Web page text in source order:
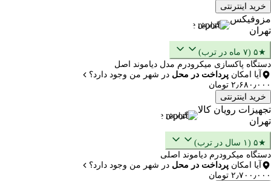
خرید اینترنتی
مزوفیکس
تهران
گزارش
★۵ (۷ ماه در ترب)
دستگاه پاکسازی میکرودرم مدل دیاموند اصل
آیا امکان پرداخت در محل در شهر من وجود دارد؟
۲٫۶۸۰٫۰۰۰ تومان
خرید اینترنتی
تجهیزات رویان کالا
تهران
گزارش
★۵ (۱ سال در ترب)
دستگاه میکرودرم دیاموند اصلی
آیا امکان پرداخت در محل در شهر من وجود دارد؟
۲٫۷۰۰٫۰۰۰ تومان